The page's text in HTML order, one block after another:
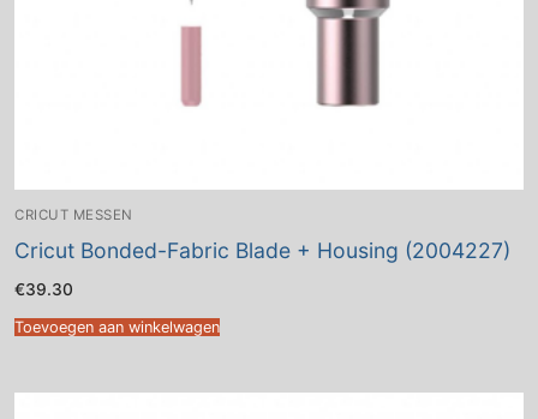
CRICUT MESSEN
Cricut Bonded-Fabric Blade + Housing (2004227)
€39.30
Toevoegen aan winkelwagen